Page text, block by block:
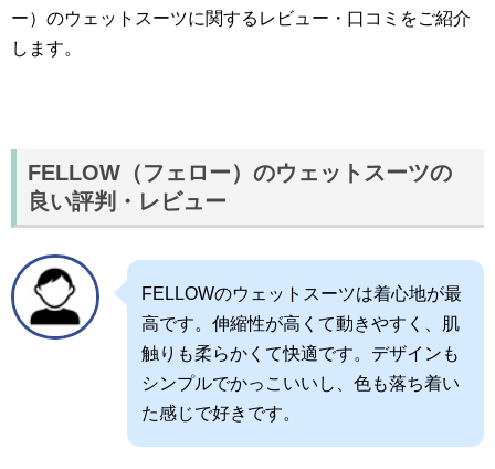
ー）のウェットスーツに関するレビュー・口コミをご紹介
します。
FELLOW（フェロー）のウェットスーツの
良い評判・レビュー
FELLOWのウェットスーツは着心地が最
高です。伸縮性が高くて動きやすく、肌
触りも柔らかくて快適です。デザインも
シンプルでかっこいいし、色も落ち着い
た感じで好きです。